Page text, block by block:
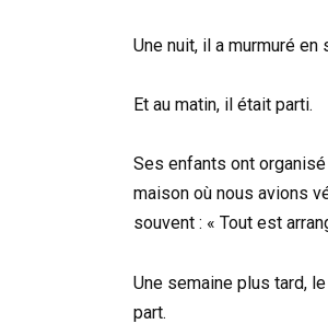
Une nuit, il a murmuré en
Et au matin, il était parti.
Ses enfants ont
maison où nous avions
souvent : « Tout est
Une semaine plus tard,
part.